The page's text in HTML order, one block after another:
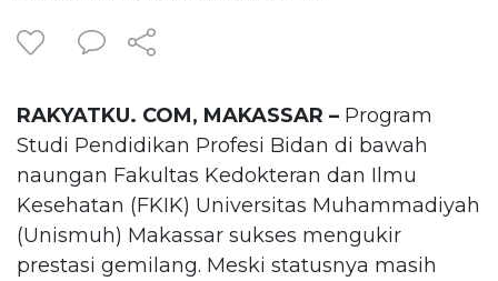
RAKYATKU. COM, MAKASSAR – Program
Studi Pendidikan Profesi Bidan di bawah
naungan Fakultas Kedokteran dan Ilmu
Kesehatan (FKIK) Universitas Muhammadiyah
(Unismuh) Makassar sukses mengukir
prestasi gemilang. Meski statusnya masih